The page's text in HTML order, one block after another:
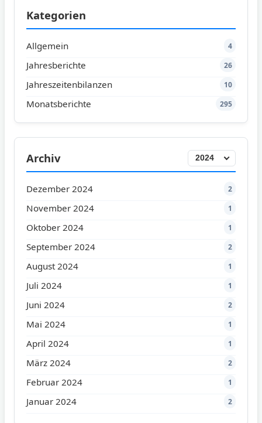
Kategorien
Allgemein 4
Jahresberichte 26
Jahreszeitenbilanzen 10
Monatsberichte 295
Archiv
Dezember 2024 2
November 2024 1
Oktober 2024 1
September 2024 2
August 2024 1
Juli 2024 1
Juni 2024 2
Mai 2024 1
April 2024 1
März 2024 2
Februar 2024 1
Januar 2024 2